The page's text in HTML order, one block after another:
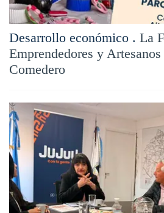
Desarrollo económico . La
Emprendedores y
Comedero